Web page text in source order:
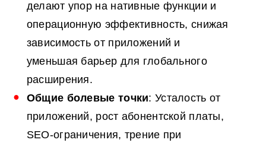
делают упор на нативные функции и
операционную эффективность, снижая
зависимость от приложений и
уменьшая барьер для глобального
расширения.
Общие болевые точки: Усталость от
приложений, рост абонентской платы,
SEO-ограничения, трение при